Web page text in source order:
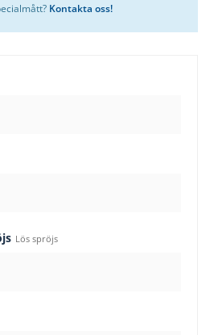
Kontakta oss!
Lös spröjs